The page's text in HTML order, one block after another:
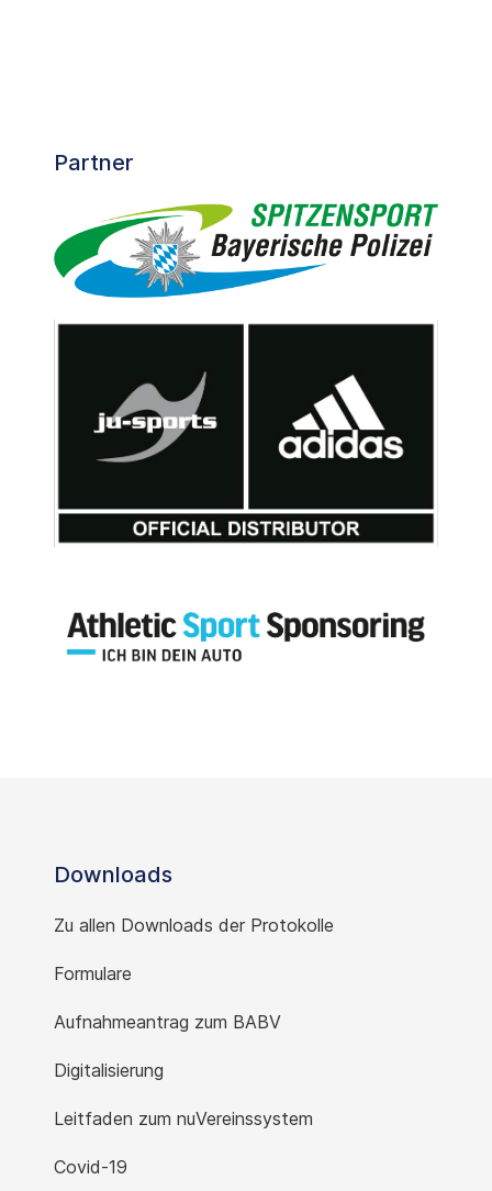
Partner
Downloads
Zu allen Downloads der Protokolle
Formulare
Aufnahmeantrag zum BABV
Digitalisierung
Leitfaden zum nuVereinssystem
Covid-19